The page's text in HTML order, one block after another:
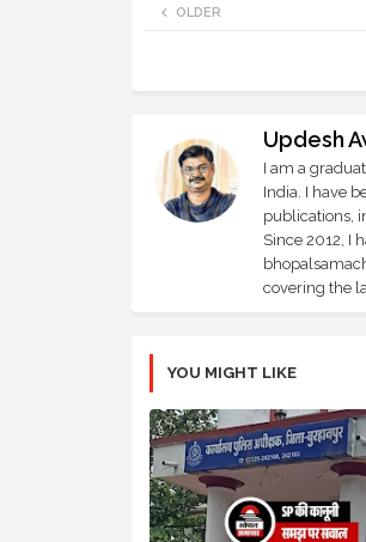
OLDER
Updesh
I am a
India. I have
publications,
Since 2012, I
covering the
YOU MIGHT LIKE